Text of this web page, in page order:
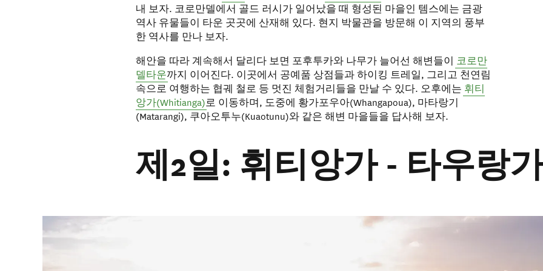
내 보자. 코로만델에서 골드 러시가 일어났을 때 형성된 마을인 템스에는 금광
역사 유물들이 타운 곳곳에 산재해 있다. 현지 박물관을 방문해 이 지역의 풍부
한 역사를 만나 보자.
해안을 따라 계속해서 달리다 보면 포후투카와 나무가 늘어선 해변들이 코로만
델타운까지 이어진다. 이곳에서 공예품 상점들과 하이킹 트레일, 그리고 천연림
속으로 여행하는 협궤 철로 등 멋진 체험거리들을 만날 수 있다. 오후에는 휘티
앙가(Whitianga)로 이동하며, 도중에 황가포우아(Whangapoua), 마타랑기
(Matarangi), 쿠아오투누(Kuaotunu)와 같은 해변 마을들을 답사해 보자.
제2일: 휘티앙가 - 타우랑